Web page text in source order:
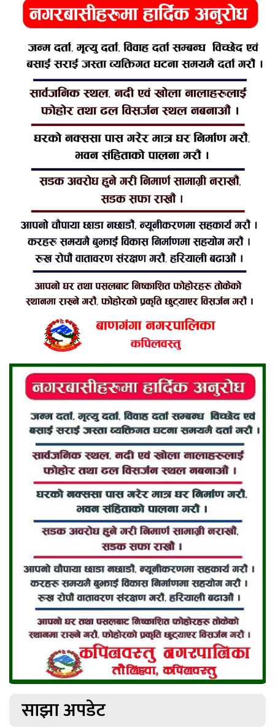
साझा अपडेट